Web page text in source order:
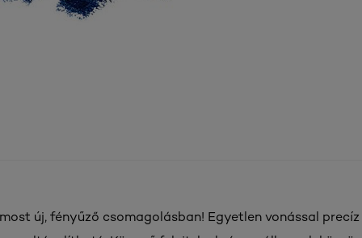
új, fényűző csomagolásban! Egyetlen vonással precíz